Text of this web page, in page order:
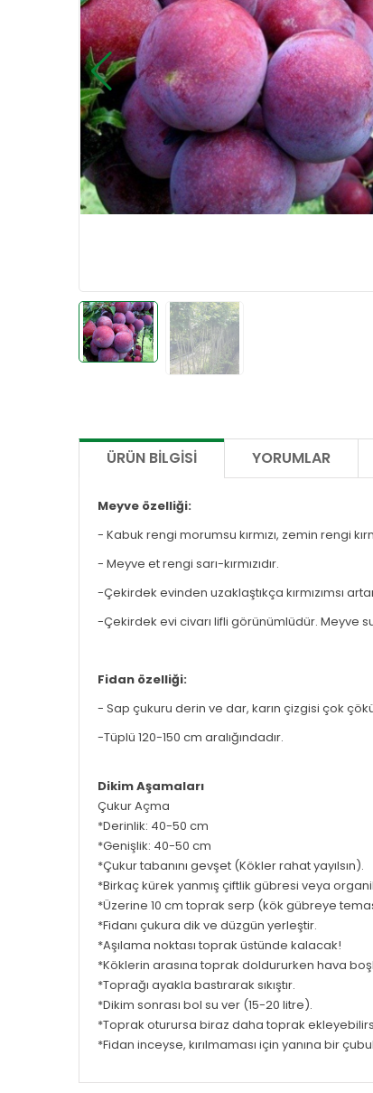
ÜRÜN BILGISI YORUMLAR
Meyve özelliği:
- Kabuk rengi morumsu kırmızı, zemin rengi
- Meyve et rengi sarı-kırmızıdır.
-Çekirdek evinden uzaklaştıkça kırmızımsı
-Çekirdek evi civarı lifli görünümlüdür. Meyve
Fidan özelliği:
- Sap çukuru derin ve dar, karın çizgisi çok
-Tüplü 120-150 cm aralığındadır.
Dikim Aşamaları
Çukur Açma
*Derinlik: 40-50 cm
*Genişlik: 40-50 cm
*Çukur tabanını gevşet (Kökler rahat yayılsın).
*Birkaç kürek yanmış çiftlik gübresi veya
*Üzerine 10 cm toprak serp (kök gübreye
*Fidanı çukura dik ve düzgün yerleştir.
*Aşılama noktası toprak üstünde kalacak!
*Köklerin arasına toprak doldururken hava
*Toprağı ayakla bastırarak sıkıştır.
*Dikim sonrası bol su ver (15-20 litre).
*Toprak oturursa biraz daha toprak
*Fidan inceyse, kırılmaması için yanına bir